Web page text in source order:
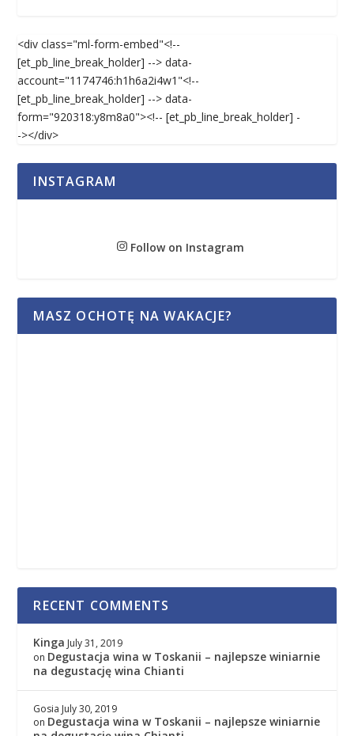
<div class="ml-form-embed"<!--
[et_pb_line_break_holder] --> data-
account="1174746:h1h6a2i4w1"<!--
[et_pb_line_break_holder] --> data-
form="920318:y8m8a0"><!-- [et_pb_line_break_holder] -
-></div>
INSTAGRAM
Follow on Instagram
MASZ OCHOTĘ NA WAKACJE?
RECENT COMMENTS
Kinga July 31, 2019
on Degustacja wina w Toskanii – najlepsze winiarnie
na degustację wina Chianti
Gosia July 30, 2019
on Degustacja wina w Toskanii – najlepsze winiarnie